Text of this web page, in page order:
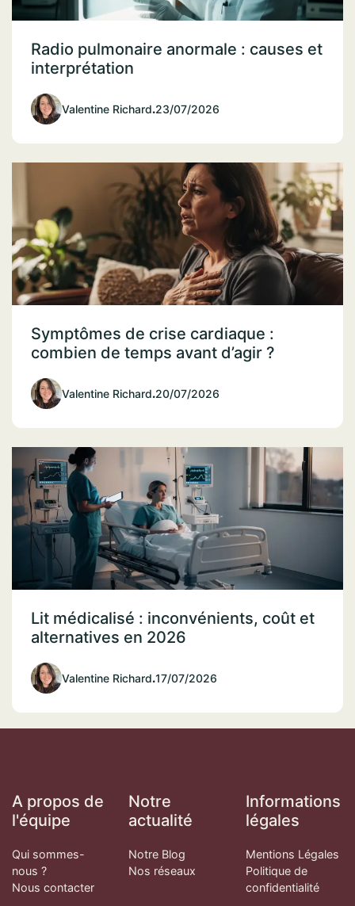
Radio pulmonaire anormale : causes et
interprétation
Valentine Richard.23/07/2026
Symptômes de crise cardiaque :
combien de temps avant d’agir ?
Valentine Richard.20/07/2026
Lit médicalisé : inconvénients, coût et
alternatives en 2026
Valentine Richard.17/07/2026
A propos de
l'équipe
Qui sommes-
nous ?
Nous contacter
Notre
actualité
Notre Blog
Nos réseaux
Informations
légales
Mentions Légales
Politique de
confidentialité